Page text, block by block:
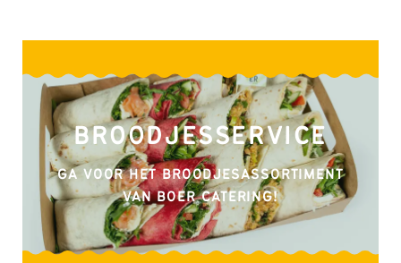
BROODJESSERVICE
GA VOOR HET BROODJESASSORTIMENT
VAN BOER CATERING!